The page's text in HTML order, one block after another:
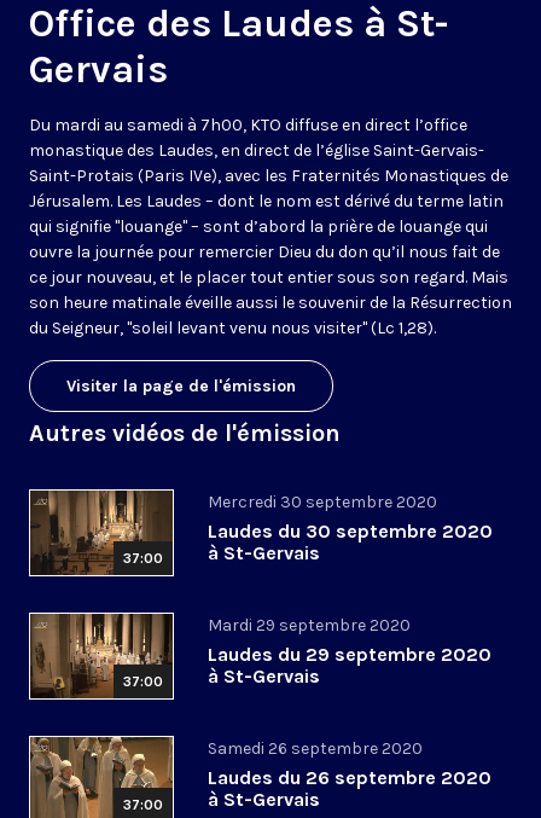
Office des Laudes à St-
Gervais
Du mardi au samedi à 7h00, KTO diffuse en direct l’office
monastique des Laudes, en direct de l’église Saint-Gervais-
Saint-Protais (Paris IVe), avec les Fraternités Monastiques de
Jérusalem. Les Laudes – dont le nom est dérivé du terme latin
qui signifie "louange" – sont d’abord la prière de louange qui
ouvre la journée pour remercier Dieu du don qu’il nous fait de
ce jour nouveau, et le placer tout entier sous son regard. Mais
son heure matinale éveille aussi le souvenir de la Résurrection
du Seigneur, "soleil levant venu nous visiter" (Lc 1,28).
Visiter la page de l'émission
Autres vidéos de l'émission
37:00
Mercredi 30 septembre 2020
Laudes du 30 septembre 2020
à St-Gervais
37:00
Mardi 29 septembre 2020
Laudes du 29 septembre 2020
à St-Gervais
37:00
Samedi 26 septembre 2020
Laudes du 26 septembre 2020
à St-Gervais